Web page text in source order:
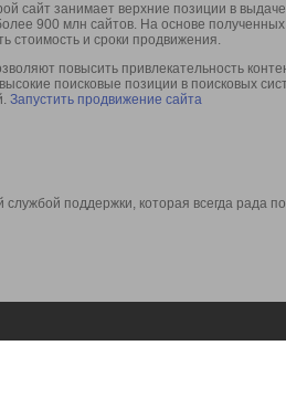
сайт занимает верхние позиции в
900 млн сайтов. На основе
стоимость и сроки продвижения.
повысить привлекательность
поисковые позиции в поисковых
Запустить продвижение сайта
поддержки, которая всегда рада